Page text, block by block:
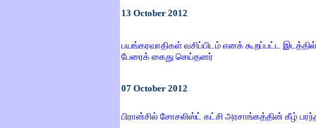
13 October 2012
பயங்கரவாதிகள வசிப்பிடம் எனக் கூறப்பட்ட
பேரைக் கைது செய்தனர்
07 October 2012
பிரான்சில் சோசலிஸ்ட் கட்சி அரசாங்கத்தின் கீழ்